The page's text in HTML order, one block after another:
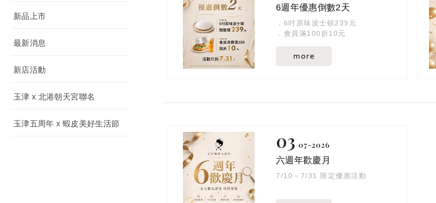
新品上市
最新消息
新店活動
玉津 x 北港朝天宮聯名
玉津五周年 x 蝦皮美好生活節
6週年優惠倒數2天
．6吋原味波士頓239元
．會員滿100折10元
more
03 07 2026
六週年歡慶月
7/10－7/31 限定優惠活動